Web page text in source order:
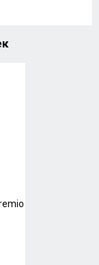
Stick Quintett